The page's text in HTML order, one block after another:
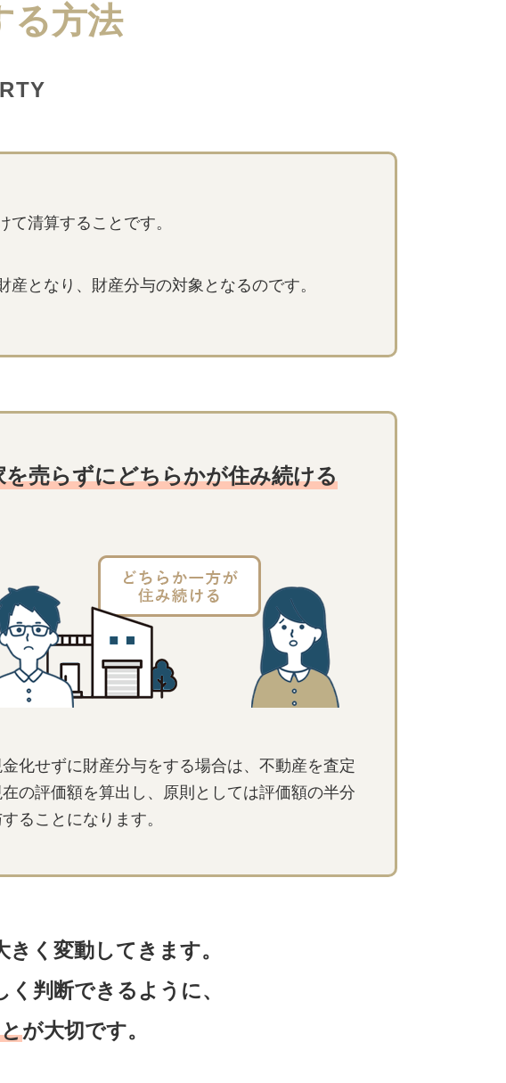
る方法
清算することです。
となり、財産分与の対象となるのです。
を売らずにどちらかが住み続ける
化せずに財産分与をする場合は、不動産を査定
在の評価額を算出し、原則としては評価額の半分
ることになります。
く変動してきます。
判断できるように、
が大切です。